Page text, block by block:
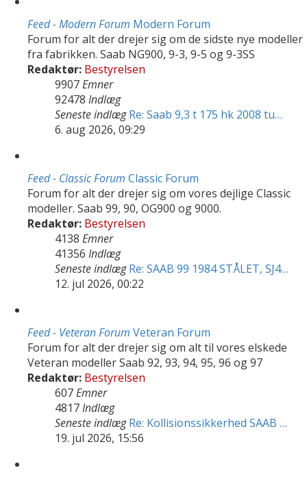
Feed - Modern Forum Modern Forum
Forum for alt der drejer sig om de sidste nye modeller
fra fabrikken. Saab NG900, 9-3, 9-5 og 9-3SS
Redaktør: Bestyrelsen
9907Emner
92478 Indlæg
Seneste indlæg Re: Saab 9,3 t 175 hk 2008 tu…
6. aug 2026, 09:29
Feed - Classic Forum Classic Forum
Forum for alt der drejer sig om vores dejlige Classic
modeller. Saab 99, 90, OG900 og 9000.
Redaktør: Bestyrelsen
4138 Emner
41356 Indlæg
Seneste indlæg Re: SAAB 99 1984 STÅLET, SJ4…
12. jul 2026, 00:22
Feed - Veteran Forum Veteran Forum
Forum for alt der drejer sig om alt til vores elskede
Veteran modeller Saab 92, 93, 94, 95, 96 og 97
Redaktør: Bestyrelsen
607Emner
4817Indlæg
Seneste indlæg Re: Kollisionssikkerhed SAAB …
19. jul 2026, 15:56